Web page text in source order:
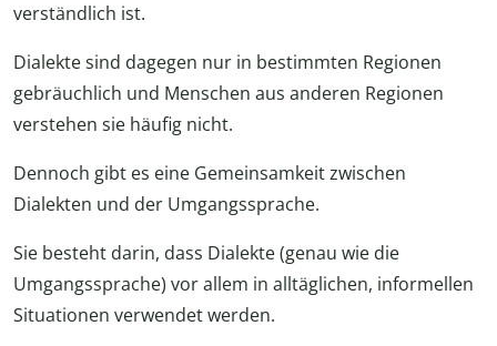
verständlich ist.
Dialekte sind dagegen nur in bestimmten Regionen
gebräuchlich und Menschen aus anderen Regionen
verstehen sie häufig nicht.
Dennoch gibt es eine Gemeinsamkeit zwischen
Dialekten und der Umgangssprache.
Sie besteht darin, dass Dialekte (genau wie die
Umgangssprache) vor allem in alltäglichen, informellen
Situationen verwendet werden.